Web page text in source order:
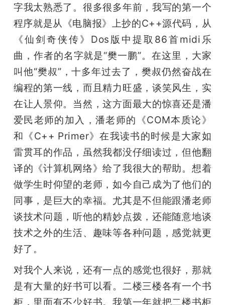
字我太熟悉了。很多很多年前，我写的第一个
程序就是从《电脑报》上抄的C++源代码，从
《仙剑奇侠传》Dos版中提取86首midi乐
曲，作者的名字就是“樊一鹏”。在这里，大家
叫他“樊叔”，十多年过去了，樊叔仍然奋战在
编程的第一线，而且精力旺盛，谈笑风生，实
在让人景仰。当然，这方面最大的惊喜还是潘
爱民老师的加入，潘老师的《COM本质论》
和《C++ Primer》在我读书的时候是大家如
雷贯耳的作品，虽然我都没仔细读过，但他翻
译的《计算机网络》给了我很大的帮助。想着
做学生时仰望的老师，如今自己成为了他们的
同事，是巨大的幸福。尤其是不但能跟潘老师
谈技术问题，听他的精妙点拨，还能随意地谈
技术之外的生活、趣味等各种问题，感觉就更
好了。
对我个人来说，还有一点的感觉也很好，那就
是有大量的好书可以看。二楼三楼各有一个书
柜，里面有不少好书。我第一年就把二楼书柜